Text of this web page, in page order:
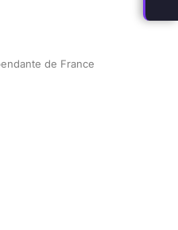
de France